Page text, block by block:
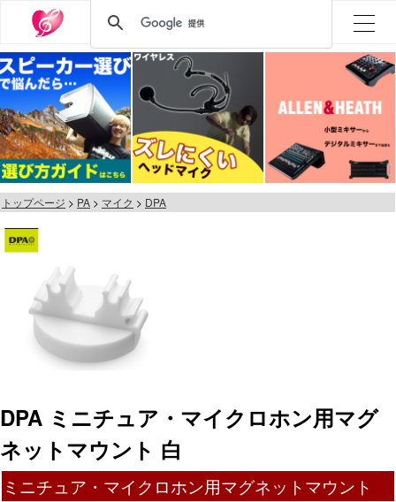
トップページ PA マイク DPA
DPA ミニチュア・マイクロホン用マグ
ネットマウント 白
ミニチュア・マイクロホン用マグネットマウント